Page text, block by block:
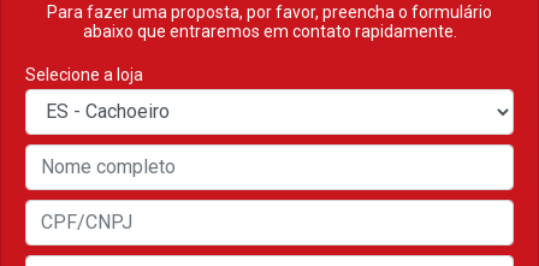
Para fazer uma proposta, por favor, preencha o formulário
abaixo que entraremos em contato rapidamente.
Selecione a loja